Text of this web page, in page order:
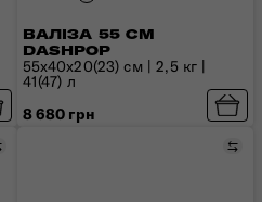
ВАЛІЗА 55 СМ
DASHPOP
55x40x20(23) см | 2,5 кг |
41(47) л
8 680 грн
Порівняти